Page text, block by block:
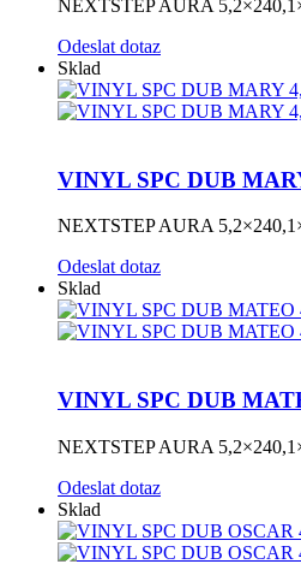
NEXTSTEP AURA
Odeslat dotaz
Sklad
VINYL SPC DUB
NEXTSTEP AURA
Odeslat dotaz
Sklad
VINYL SPC DUB
NEXTSTEP AURA
Odeslat dotaz
Sklad